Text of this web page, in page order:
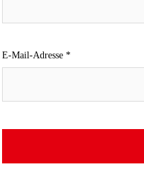
E-Mail-Adresse *